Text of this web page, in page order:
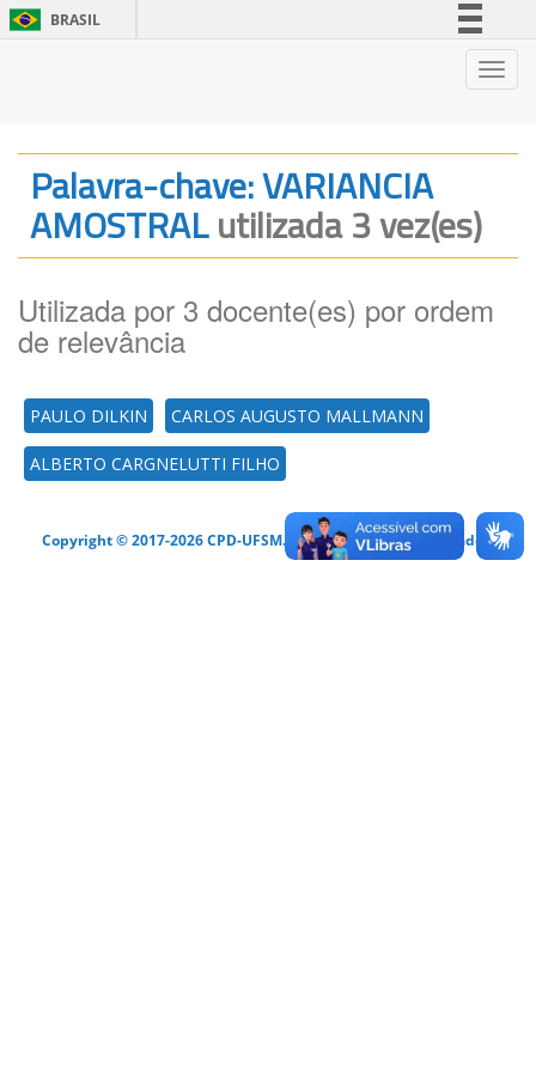
BRASIL
Legislação
Canais
Palavra-chave: VARIANCIA
AMOSTRALutilizada 3 vez(es)
Utilizada por 3 docente(es) por ordem
de relevância
PAULO DILKIN CARLOS AUGUSTO MALLMANN
ALBERTO CARGNELUTTI FILHO
Copyright © 2017-2026 CPD-UFSM. Todos os direitos reservados.